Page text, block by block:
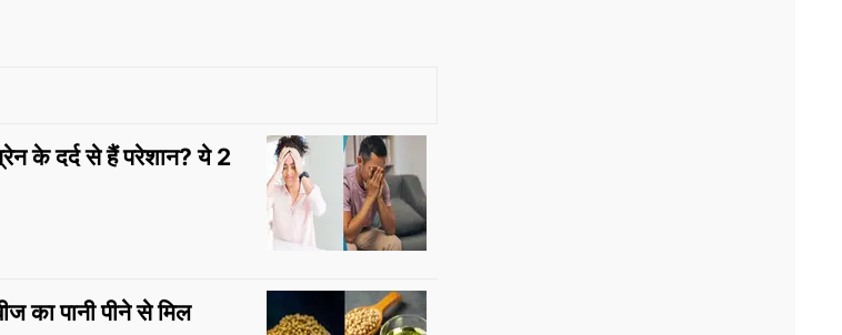
के दर्द से हैं परेशान? ये 2
का पानी पीने से मिल